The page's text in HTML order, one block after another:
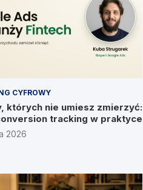
CYFROWY
których nie umiesz zmierzyć:
tracking w praktyce
2026